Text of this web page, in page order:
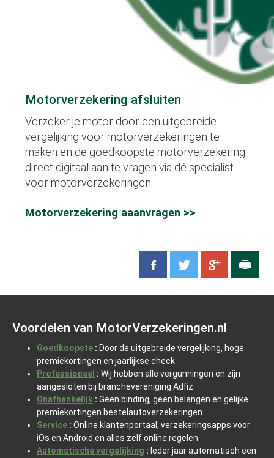
Motorverzekering afsluiten
Verzeker je motor door een uitgebreide
vergelijking voor motorverzekeringen te
maken en de goedkoopste motorverzekering
direct digitaal aan te vragen via dé specialist
voor motorverzekeringen.
Motorverzekering aaanvragen >>
Voordelen van MotorVerzekeringen.nl
Goedkoopste : Door de uitgebreide vergelijking, hoge
premiekortingen en jaarlijkse check
Professioneel : Wij hebben alle vergunningen en zijn
aangesloten bij branchevereniging Adfiz
Onafhankelijk : Geen binding, geen belangen en gelijke
premiekortingen bestelautoverzekeringen
Service : Online klantenportaal, verzekeringsapps voor
iOs en Android en alles zelf online regelen
Automatische vergelijking : Ieder jaar automatisch een